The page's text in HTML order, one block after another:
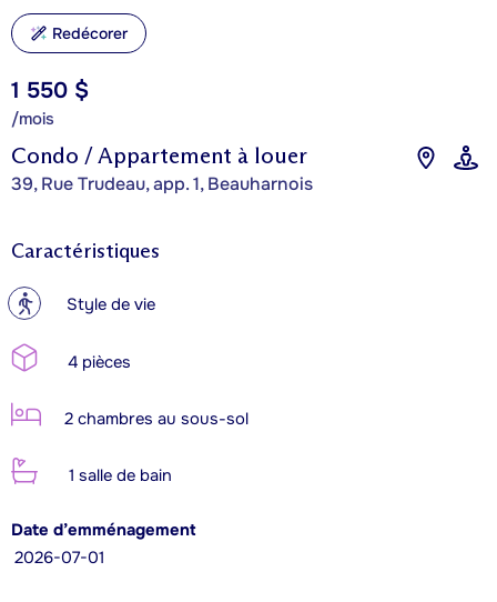
Condo / Appartement à louer
39, Rue Trudeau, app. 1, Beauharnois
1 550 $
/mois
Redécorer
Caractéristiques
? Style de vie
4 pièces
2 chambres au sous-sol
1 salle de bain
Date d’emménagement
2026-07-01